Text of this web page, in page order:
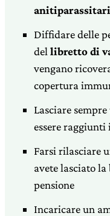
Diffidare delle
del libretto di
vengano
copertura
Lasciare sempre
essere
Farsi rilasciare
avete lasciato
pensione
Incaricare un